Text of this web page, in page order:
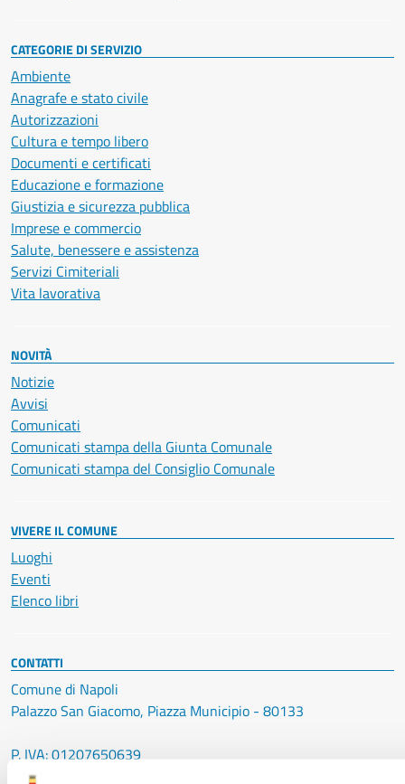
CATEGORIE DI SERVIZIO
Ambiente
Anagrafe e stato civile
Autorizzazioni
Cultura e tempo libero
Documenti e certificati
Educazione e formazione
Giustizia e sicurezza pubblica
Imprese e commercio
Salute, benessere e assistenza
Servizi Cimiteriali
Vita lavorativa
NOVITÀ
Notizie
Avvisi
Comunicati
Comunicati stampa della Giunta Comunale
Comunicati stampa del Consiglio Comunale
VIVERE IL COMUNE
Luoghi
Eventi
Elenco libri
CONTATTI
Comune di Napoli
Palazzo San Giacomo, Piazza Municipio - 80133
P. IVA: 01207650639
CF: 80014890638